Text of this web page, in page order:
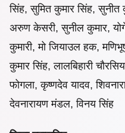
सिंह, सुमित कुमार सिंह, सुनीत
अरुण केसरी, सुनील कुमार,
कुमारी, मो जियाउल हक,
कुमार सिंह, लालबिहारी
फोगला, कृष्णदेव यादव,
देवनारायण मंडल, विनय सिंह